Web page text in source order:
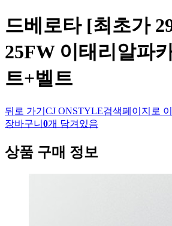
드베로타[최초가
25FW 이태리알파
트+벨트
뒤로 가기 CJ ONSTYLE검색페이지로
장바구니 0개 담겨있음
상품 구매 정보